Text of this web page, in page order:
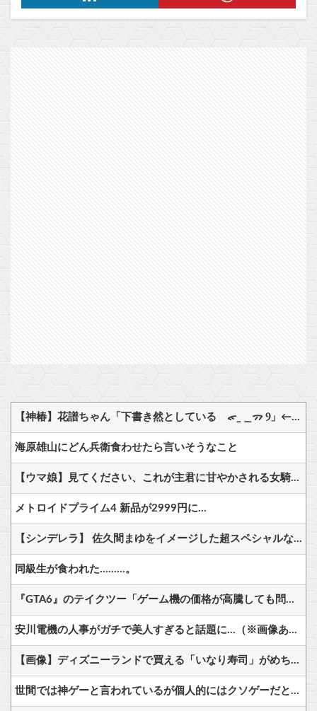
【神椿】花譜ちゃん「下書き然としている ᯠ_ ̫ _ᯄ Ⳋ」←『中々の出来栄え』『ナンスカの地上絵好き』
海原雄山にどん兵衛食わせたら言いそうなこと
【ウマ娘】見てください、これが主君に甘やかされる女騎士の姿です。
メトロイドプライム4 新品が2999円に…
【シンデレラ】 佐久間まゆをイメージした超スペシャルなネックレスが登場する件について
同級生が食われた………。
『GTA6』のテイクツー「ゲーム機の価格が高騰しても問題ない。3年以内に低遅延クラウドゲームが本格的に普及するだろう」
安川電機の人事がガチで美人すぎると話題に…（※画像あり）他
【画像】ディズニーランドで買える「いなり寿司」がめちゃめちゃ美味しそう
世間では神ゲーと言われているが個人的にはクソゲーだと思うゲーム挙げてけ